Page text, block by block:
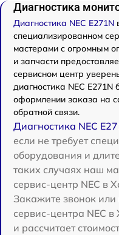
Диагностика
Диагностика NEC E271N
специализированном
мастерами с огромным
и запчасти
сервисном центр
диагностика NEC
оформлении заказа на
обратной связи.
Диагностика NEC
если не требует
оборудования и
таких случаях наш
сервис-центр NEC в
Закажите звонок
сервис-центра NEC
и рассчитает